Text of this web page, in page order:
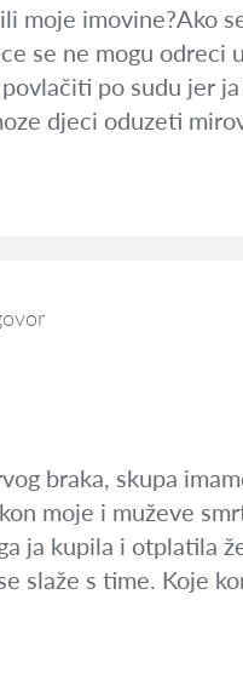
moje imovine?Ako
se ne mogu odreci
po sudu jer
djeci oduzeti
braka, skupa
moje i muževe
ja kupila i otplatila
slaže s time. Koje